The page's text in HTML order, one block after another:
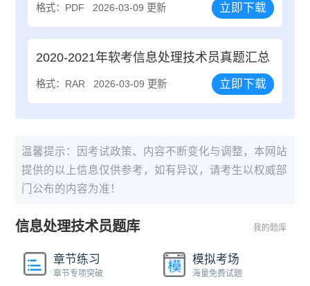
格式：PDF 2026-03-09 更新 立即下载
2020-2021年软考信息处理技术员真题汇总
格式：RAR 2026-03-09 更新 立即下载
温馨提示：因考试政策、内容不断变化与调整，本网站
提供的以上信息仅供参考，如有异议，请考生以权威部
门公布的内容为准！
信息处理技术员题库 我的题库
章节练习
章节专项突破
模拟考场
海量免费试题